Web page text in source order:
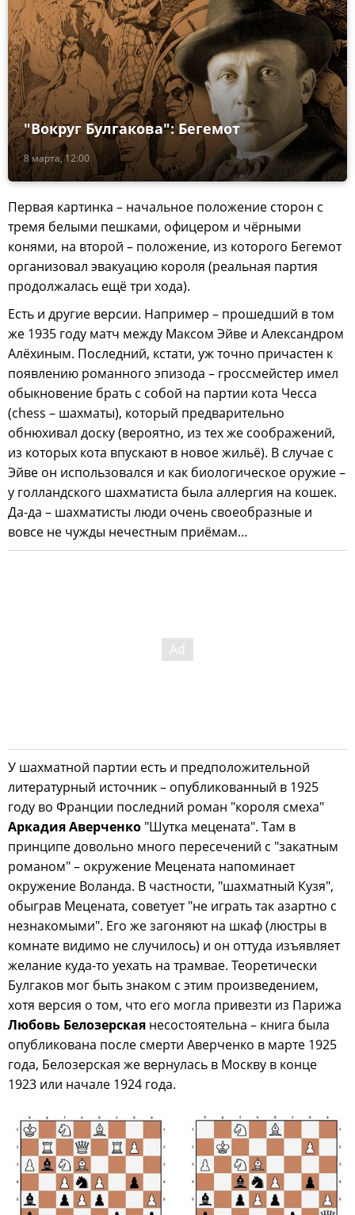
8 марта, 12:00
"Вокруг Булгакова": Бегемот
Первая картинка – начальное положение сторон с
тремя белыми пешками, офицером и чёрными
конями, на второй – положение, из которого Бегемот
организовал эвакуацию короля (реальная партия
продолжалась ещё три хода).
Есть и другие версии. Например – прошедший в том
же 1935 году матч между Максом Эйве и Александром
Алёхиным. Последний, кстати, уж точно причастен к
появлению романного эпизода – гроссмейстер имел
обыкновение брать с собой на партии кота Чесса
(chess – шахматы), который предварительно
обнюхивал доску (вероятно, из тех же соображений,
из которых кота впускают в новое жильё). В случае с
Эйве он использовался и как биологическое оружие –
у голландского шахматиста была аллергия на кошек.
Да-да – шахматисты люди очень своеобразные и
вовсе не чужды нечестным приёмам…
У шахматной партии есть и предположительной
литературный источник – опубликованный в 1925
году во Франции последний роман "короля смеха"
Аркадия Аверченко "Шутка мецената". Там в
принципе довольно много пересечений с "закатным
романом" – окружение Мецената напоминает
окружение Воланда. В частности, "шахматный Кузя",
обыграв Мецената, советует "не играть так азартно с
незнакомыми". Его же загоняют на шкаф (люстры в
комнате видимо не случилось) и он оттуда изъявляет
желание куда-то уехать на трамвае. Теоретически
Булгаков мог быть знаком с этим произведением,
хотя версия о том, что его могла привезти из Парижа
Любовь Белозерская несостоятельна – книга была
опубликована после смерти Аверченко в марте 1925
года, Белозерская же вернулась в Москву в конце
1923 или начале 1924 года.